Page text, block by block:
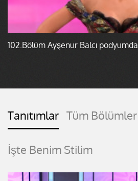
102.Bölüm Ayşenur Balcı podyumda
Tanıtımlar Tüm Bölümler
İşte Benim Stilim